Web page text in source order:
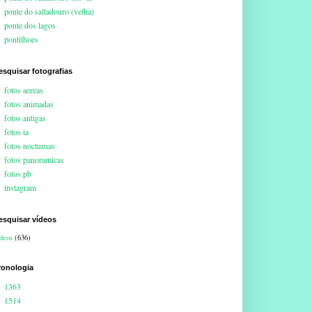
ponte do saltadouro (velha)
ponte dos lagos
pontilhoes
fotografias
fotos aereas
fotos animadas
fotos antigas
fotos ia
fotos nocturnas
fotos panoramicas
fotos pb
instagram
vídeos
(636)
1363
1514